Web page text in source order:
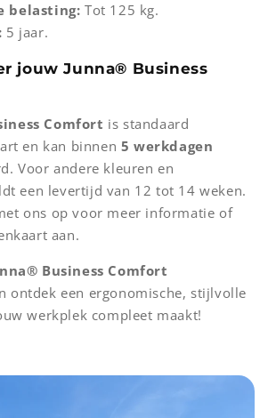
belasting: Tot 125 kg.
5 jaar.
jouw Junna® Business
Comfort is standaard
en kan binnen 5 werkdagen
Voor andere kleuren en
een levertijd van 12 tot 14 weken.
ons op voor meer informatie of
aan.
Business Comfort
ontdek een ergonomische, stijlvolle
werkplek compleet maakt!